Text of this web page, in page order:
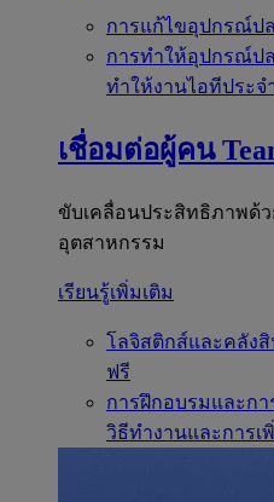
การแก้ไขอุปกรณ์ป
การทำให้อุปกรณ์ป
ทำให้งานไอทีประ
เชื่อมต่อผู้คน
ขับเคลื่อนประสิทธิภาพด้ว
อุตสาหกรรม
เรียนรู้เพิ่มเติม
โลจิสติกส์และคลัง
ฟรี
การฝึกอบรมและก
วิธีทำงานและการเ